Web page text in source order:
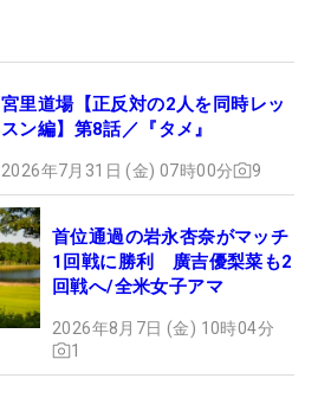
宮里道場【正反対の2人を同時レッ
スン編】第8話／『タメ』
2026年7月31日 (金) 07時00分 9
首位通過の岩永杏奈がマッチ
1回戦に勝利 廣吉優梨菜も2
回戦へ/全米女子アマ
2026年8月7日 (金) 10時04分
1